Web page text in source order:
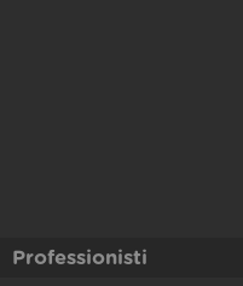
Professionisti